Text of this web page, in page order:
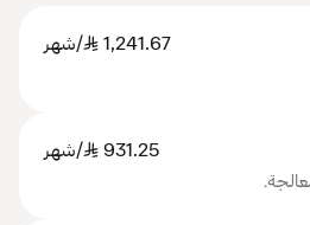
1,241.67
SAR/شهر
931.25
SAR/شهر